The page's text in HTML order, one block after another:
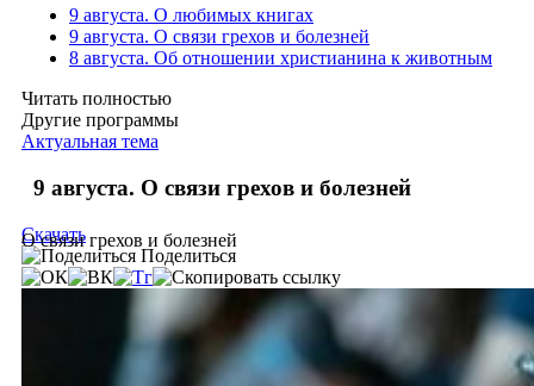
9 августа. О любимых книгах
9 августа. О связи грехов и болезней
8 августа. Об отношении христианина к животным
Читать полностью
Другие программы
Актуальная тема
9 августа. О связи грехов и болезней
О связи грехов и болезней
Скачать
Поделиться